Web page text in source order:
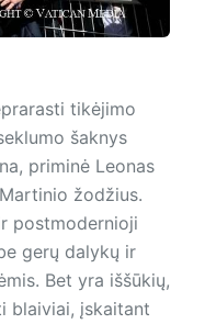
tikėjimo
šaknys
priminė Leonas
žodžius.
postmodernioji
gerų dalykų ir
Bet yra iššūkių,
blaiviai, įskaitant